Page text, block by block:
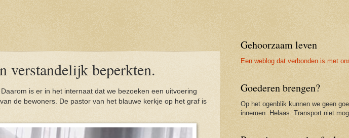
verstandelijk beperkten.
is er in het internaat dat we bezoeken een uitvoering
de bewoners. De pastor van het blauwe kerkje op het graf is
Gehoorzaam leven
Een weblog dat verbonden is met
Goederen brengen?
Op het ogenblik kunnen we geen
innemen. Helaas. Transport niet